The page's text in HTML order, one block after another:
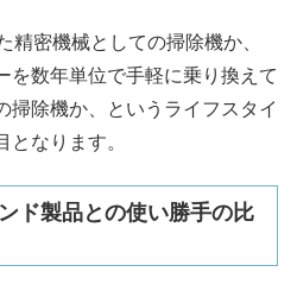
精密機械としての掃除機か、
を数年単位で手軽に乗り換えて
掃除機か、というライフスタイ
となります。
ド製品との使い勝手の比